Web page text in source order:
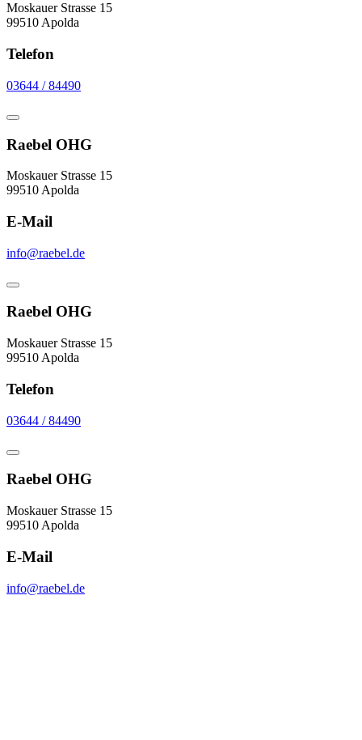
Moskauer Strasse 15
99510 Apolda
Telefon
03644 / 84490
Raebel OHG
Moskauer Strasse 15
99510 Apolda
E-Mail
info@raebel.de
Raebel OHG
Moskauer Strasse 15
99510 Apolda
Telefon
03644 / 84490
Raebel OHG
Moskauer Strasse 15
99510 Apolda
E-Mail
info@raebel.de